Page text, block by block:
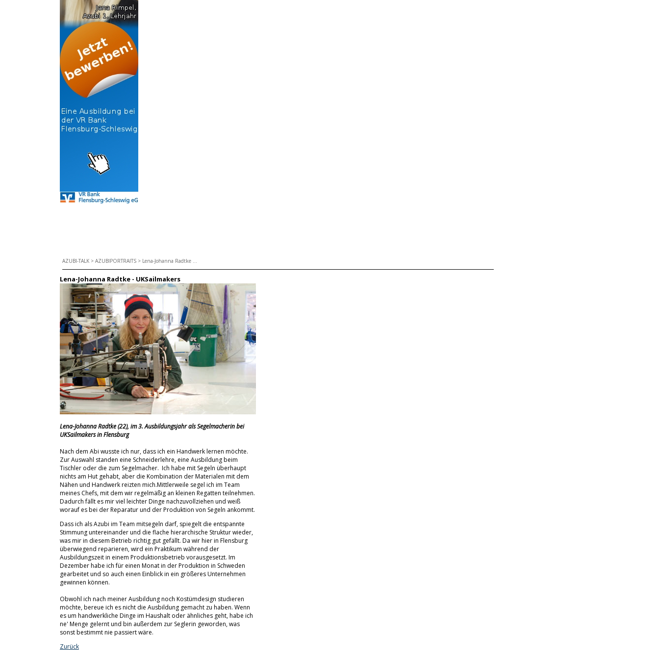
AZUBI-TALK > AZUBIPORTRAITS > Lena-Johanna Radtke ...
Lena-Johanna Radtke - UKSailmakers
Lena-Johanna Radtke (22),im 3. Ausbildungsjahr als Segelmacherin bei
UKSailmakers in Flensburg
Nach dem Abi wusste ich nur, dass ich ein Handwerk lernen möchte.
Zur Auswahl standen eine Schneiderlehre, eine Ausbildung beim
Tischler oder die zum Segelmacher. Ich habe mit Segeln überhaupt
nichts am Hut gehabt, aber die Kombination der Materialen mit dem
Nähen und Handwerk reizten mich.Mittlerweile segel ich im Team
meines Chefs, mit dem wir regelmäßig an kleinen Regatten teilnehmen.
Dadurch fällt es mir viel leichter Dinge nachzuvollziehen und weiß
worauf es bei der Reparatur und der Produktion von Segeln ankommt.
Dass ich als Azubi im Team mitsegeln darf, spiegelt die entspannte
Stimmung untereinander und die flache hierarchische Struktur wieder,
was mir in diesem Betrieb richtig gut gefällt. Da wir hier in Flensburg
überwiegend reparieren, wird ein Praktikum während der
Ausbildungszeit in einem Produktionsbetrieb vorausgesetzt. Im
Dezember habe ich für einen Monat in der Produktion in Schweden
gearbeitet und so auch einen Einblick in ein größeres Unternehmen
gewinnen können.
Obwohl ich nach meiner Ausbildung noch Kostümdesign studieren
möchte, bereue ich es nicht die Ausbildung gemacht zu haben. Wenn
es um handwerkliche Dinge im Haushalt oder ähnliches geht, habe ich
ne' Menge gelernt und bin außerdem zur Seglerin geworden, was
sonst bestimmt nie passiert wäre.
Zurück